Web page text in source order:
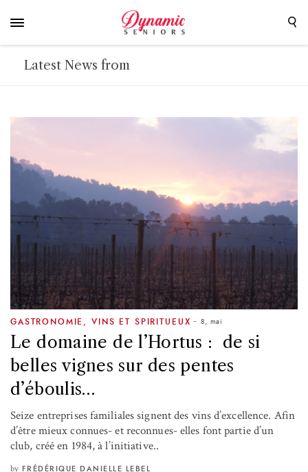
Latest News from
GASTRONOMIE ,VINS ET SPIRITUEUX 8, mai
Le domaine de l’Hortus : de si
belles vignes sur des pentes
d’éboulis…
Seize entreprises familiales signent des vins d’excellence. Afin
d’être mieux connues- et reconnues- elles font partie d’un
club, créé en 1984, à l’initiative..
by FRÉDÉRIQUE DANIELLE LEBEL